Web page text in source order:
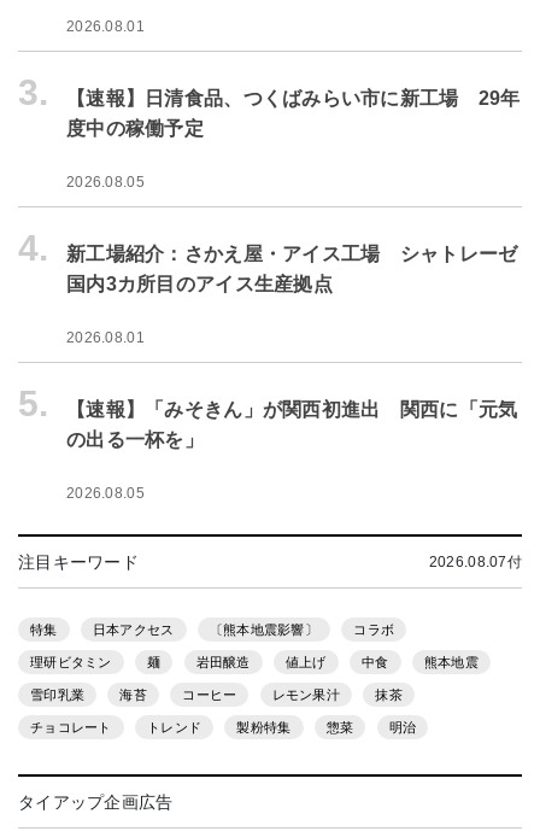
2026.08.01
3.
【速報】日清食品、つくばみらい市に新工場 29年
度中の稼働予定
2026.08.05
4.
新工場紹介：さかえ屋・アイス工場 シャトレーゼ
国内3カ所目のアイス生産拠点
2026.08.01
5.
【速報】「みそきん」が関西初進出 関西に「元気
の出る一杯を」
2026.08.05
注目キーワード 2026.08.07付
特集 日本アクセス 〔熊本地震影響〕 コラボ
理研ビタミン 麺 岩田醸造 値上げ 中食 熊本地震
雪印乳業 海苔 コーヒー レモン果汁 抹茶
チョコレート トレンド 製粉特集 惣菜 明治
タイアップ企画広告